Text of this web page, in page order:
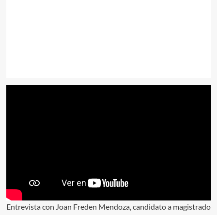
Entrevista con Joan Freden Mendoza, candidato a magistrado